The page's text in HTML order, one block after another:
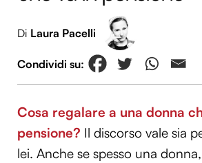
Di Laura Pacelli
Cosa regalare a una donna
pensione? Il discorso vale sia
lei. Anche se spesso una